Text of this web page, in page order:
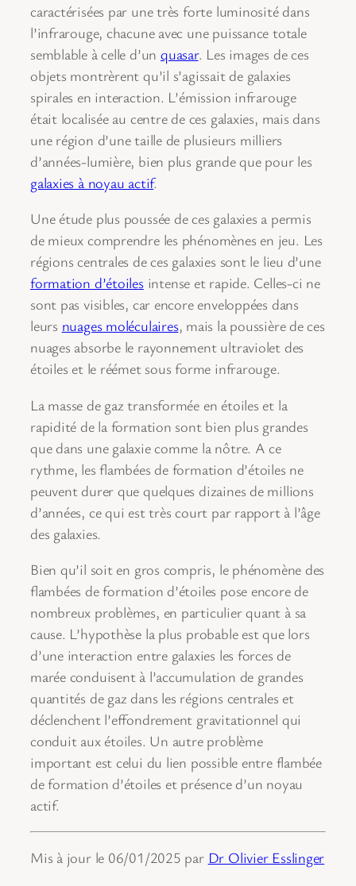
caractérisées par une très forte luminosité dans
l’infrarouge, chacune avec une puissance totale
semblable à celle d’un quasar. Les images de ces
objets montrèrent qu’il s’agissait de galaxies
spirales en interaction. L’émission infrarouge
était localisée au centre de ces galaxies, mais dans
une région d’une taille de plusieurs milliers
d’années-lumière, bien plus grande que pour les
galaxies à noyau actif.
Une étude plus poussée de ces galaxies a permis
de mieux comprendre les phénomènes en jeu. Les
régions centrales de ces galaxies sont le lieu d’une
formation d’étoilesintense et rapide. Celles-ci ne
sont pas visibles, car encore enveloppées dans
leurs nuages moléculaires, mais la poussière de ces
nuages absorbe le rayonnement ultraviolet des
étoiles et le réémet sous forme infrarouge.
La masse de gaz transformée en étoiles et la
rapidité de la formation sont bien plus grandes
que dans une galaxie comme la nôtre. A ce
rythme, les flambées de formation d’étoiles ne
peuvent durer que quelques dizaines de millions
d’années, ce qui est très court par rapport à l’âge
des galaxies.
Bien qu’il soit en gros compris, le phénomène des
flambées de formation d’étoiles pose encore de
nombreux problèmes, en particulier quant à sa
cause. L’hypothèse la plus probable est que lors
d’une interaction entre galaxies les forces de
marée conduisent à l’accumulation de grandes
quantités de gaz dans les régions centrales et
déclenchent l’effondrement gravitationnel qui
conduit aux étoiles. Un autre problème
important est celui du lien possible entre flambée
de formation d’étoiles et présence d’un noyau
actif.
Mis à jour le 06/01/2025 par Dr Olivier Esslinger